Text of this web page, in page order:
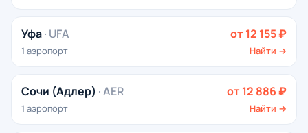
Уфа· UFA
1 аэропорт
от 12 155 ₽
Найти →
Сочи (Адлер) · AER
1 аэропорт
от 12 886 ₽
Найти →